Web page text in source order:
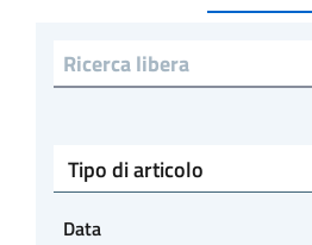
Ricerca libera
Tipo di articolo
Data